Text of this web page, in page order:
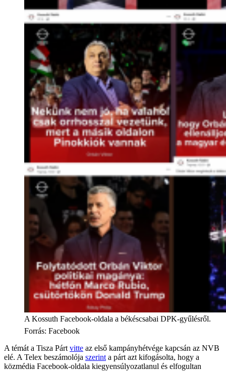
A Kossuth Facebook-oldala a békéscsabai DPK-gyűlésről.
Forrás: Facebook
A témát a Tisza Párt vitte az első kampányhétvége kapcsán az NVB
elé. A Telex beszámolója szerint a párt azt kifogásolta, hogy a
közmédia Facebook-oldala kiegyensúlyozatlanul és elfogultan